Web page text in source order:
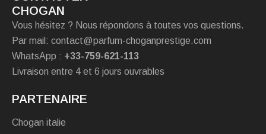
CHOGAN
Vous hésitez ? Nous répondons à toutes vos questions.
Par mail: contact@parfum-choganprestige.com
WhatsApp : +33-759-621-113
Livraison entre 4 et 6 jours ouvrables
PARTENAIRE
Chogan italie